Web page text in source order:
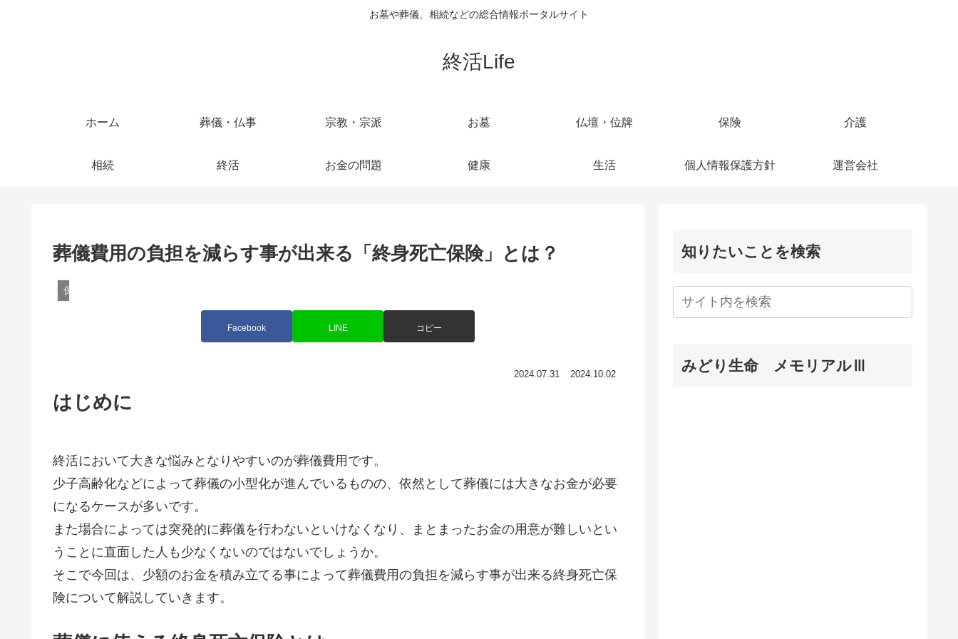
お墓や葬儀、相続などの総合情報ポータルサイト
終活Life
ホーム 葬儀・仏事 宗教・宗派 お墓 仏壇・位牌 保険 介護
相続 終活 お金の問題 健康 生活 個人情報保護方針 運営会社
葬儀費用の負担を減らす事が出来る「終身死亡保険」とは？
保険
Facebook LINE コピー
2024.07.31 2024.10.02
はじめに
終活において大きな悩みとなりやすいのが葬儀費用です。
少子高齢化などによって葬儀の小型化が進んでいるものの、依然として葬儀には大きなお金が必要
になるケースが多いです。
また場合によっては突発的に葬儀を行わないといけなくなり、まとまったお金の用意が難しいとい
うことに直面した人も少なくないのではないでしょうか。
そこで今回は、少額のお金を積み立てる事によって葬儀費用の負担を減らす事が出来る終身死亡保
険について解説していきます。
知りたいことを検索
みどり生命 メモリアルⅢ